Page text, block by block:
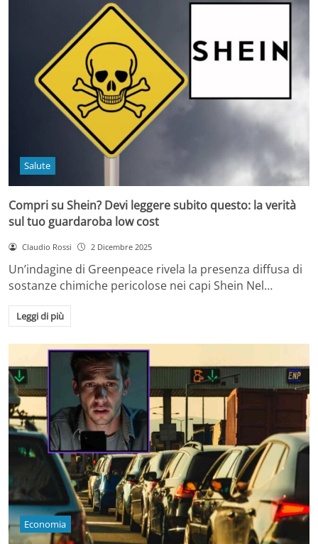
Salute
Compri su Shein? Devi leggere subito questo: la verità
sul tuo guardaroba low cost
Claudio Rossi 2 Dicembre 2025
Un’indagine di Greenpeace rivela la presenza diffusa di
sostanze chimiche pericolose nei capi Shein Nel…
Leggi di più
Economia